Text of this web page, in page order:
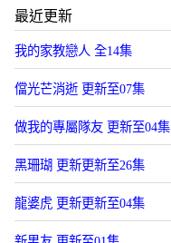
最近更新
我的家教戀人 全14集
儅光芒消逝 更新至07集
做我的專屬隊友 更新至04集
黑珊瑚 更新更新至26集
龍婆虎 更新更新至04集